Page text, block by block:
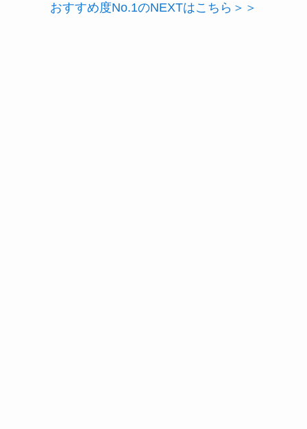
おすすめ度No.1のNEXTはこちら＞＞